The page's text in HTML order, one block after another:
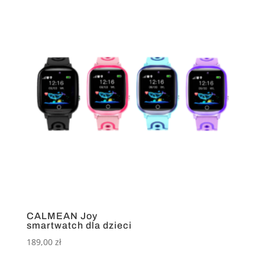
CALMEAN Joy
smartwatch dla dzieci
189,00 zł